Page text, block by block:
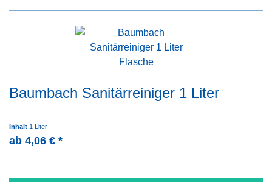
Baumbach Sanitärreiniger 1 Liter
Inhalt 1 Liter
ab 4,06 € *